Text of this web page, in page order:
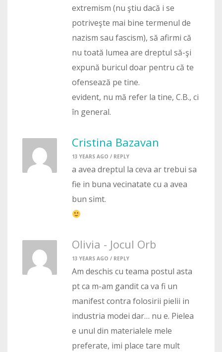
extremism (nu ştiu dacă i se
potriveşte mai bine termenul de
nazism sau fascism), să afirmi că
nu toată lumea are dreptul să-şi
expună buricul doar pentru că te
ofensează pe tine.
evident, nu mă refer la tine, C.B., ci
în general.
Cristina Bazavan
13 YEARS AGO / REPLY
a avea dreptul la ceva ar trebui sa
fie in buna vecinatate cu a avea
bun simt.
Olivia - Jocul Orb
13 YEARS AGO / REPLY
Am deschis cu teama postul asta
pt ca m-am gandit ca va fi un
manifest contra folosirii pielii in
industria modei dar… nu e. Pielea
e unul din materialele mele
preferate, imi place tare mult